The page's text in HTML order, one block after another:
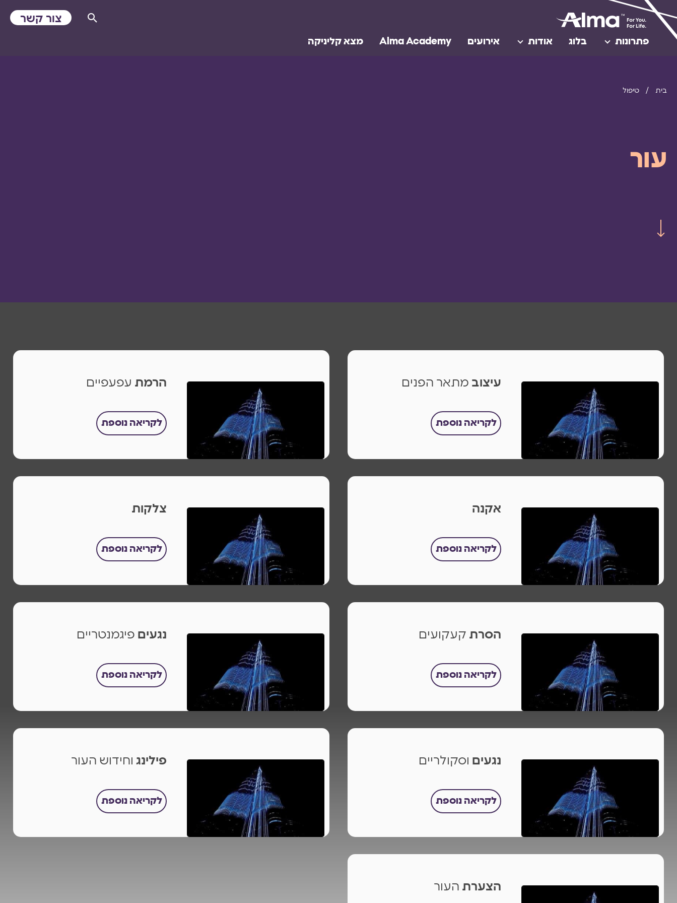
פתרונות בלוג אודות אירועים Alma Academy מצא קליניקה
צור קשר
בית / טיפול
עור
עיצוב מתאר הפנים
לקריאה נוספת
הרמת עפעפיים
לקריאה נוספת
אקנה
לקריאה נוספת
צלקות
לקריאה נוספת
הסרת קעקועים
לקריאה נוספת
נגעים פיגמנטריים
לקריאה נוספת
נגעים וסקולריים
לקריאה נוספת
פילינגוחידוש העור
לקריאה נוספת
הצערת העור